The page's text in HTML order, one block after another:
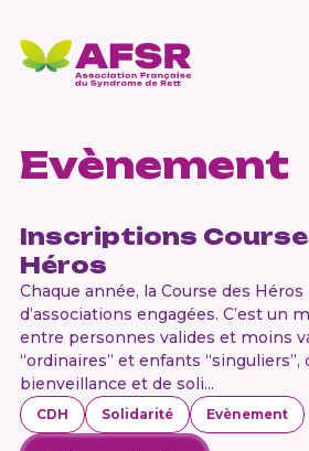
Evènement
Inscriptions
Héros
Chaque année, la Course des
d’associations engagées. C’est un
entre personnes valides et moins
“ordinaires” et enfants
bienveillance et de soli...
CDH Solidarité Evènement